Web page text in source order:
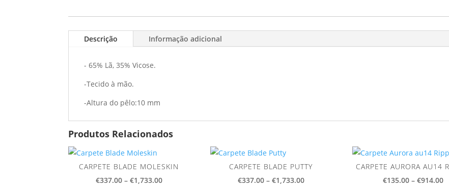
Descrição Informação adicional
- 65% Lã, 35% Vicose.
-Tecido à mão.
-Altura do pêlo:10 mm
Produtos Relacionados
CARPETE BLADE MOLESKIN
€337.00 – €1,733.00Price
CARPETE BLADE PUTTY
€337.00 – €1,733.00Price
CARPETE AURORA AU14
€135.00 – €914.00